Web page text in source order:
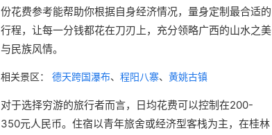
份花费参考能帮助你根据自身经济情况，量身定制最合适的
行程，让每一分钱都花在刀刃上，充分领略广西的山水之美
与民族风情。
相关景区： 德天跨国瀑布、 程阳八寨、 黄姚古镇
对于选择穷游的旅行者而言，日均花费可以控制在200-
350元人民币。住宿以青年旅舍或经济型客栈为主，在桂林